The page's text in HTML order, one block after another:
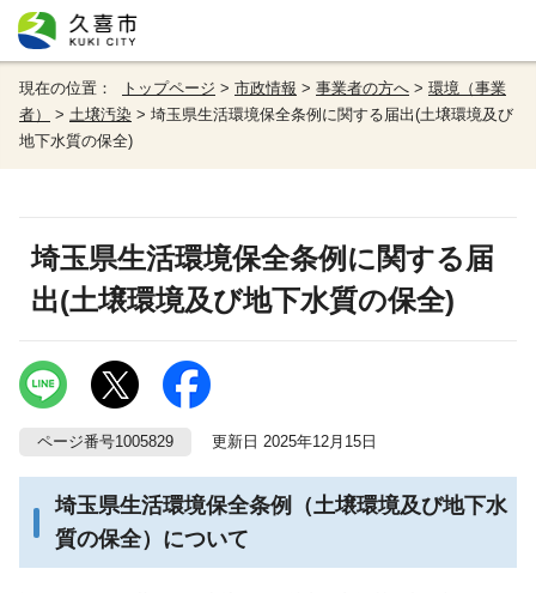
現在の位置： トップページ > 市政情報 > 事業者の方へ > 環境（事業
者）
> 土壌汚染 > 埼玉県生活環境保全条例に関する届出(土壌環境及び
地下水質の保全)
埼玉県生活環境保全条例に関する届
出(土壌環境及び地下水質の保全)
ページ番号1005829 更新日 2025年12月15日
埼玉県生活環境保全条例（土壌環境及び地下水
質の保全）について